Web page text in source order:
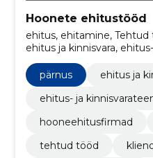
Hoonete ehitustööd
ehitus, ehitamine, Tehtud
ehitus ja kinnisvara,
hooneehitusfirmad
pärnus
ehitus ja
ehitus- ja
hooneehitusfirmad
tehtud tööd